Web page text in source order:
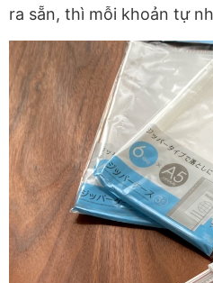
ra sẵn, thì mỗi khoản tự